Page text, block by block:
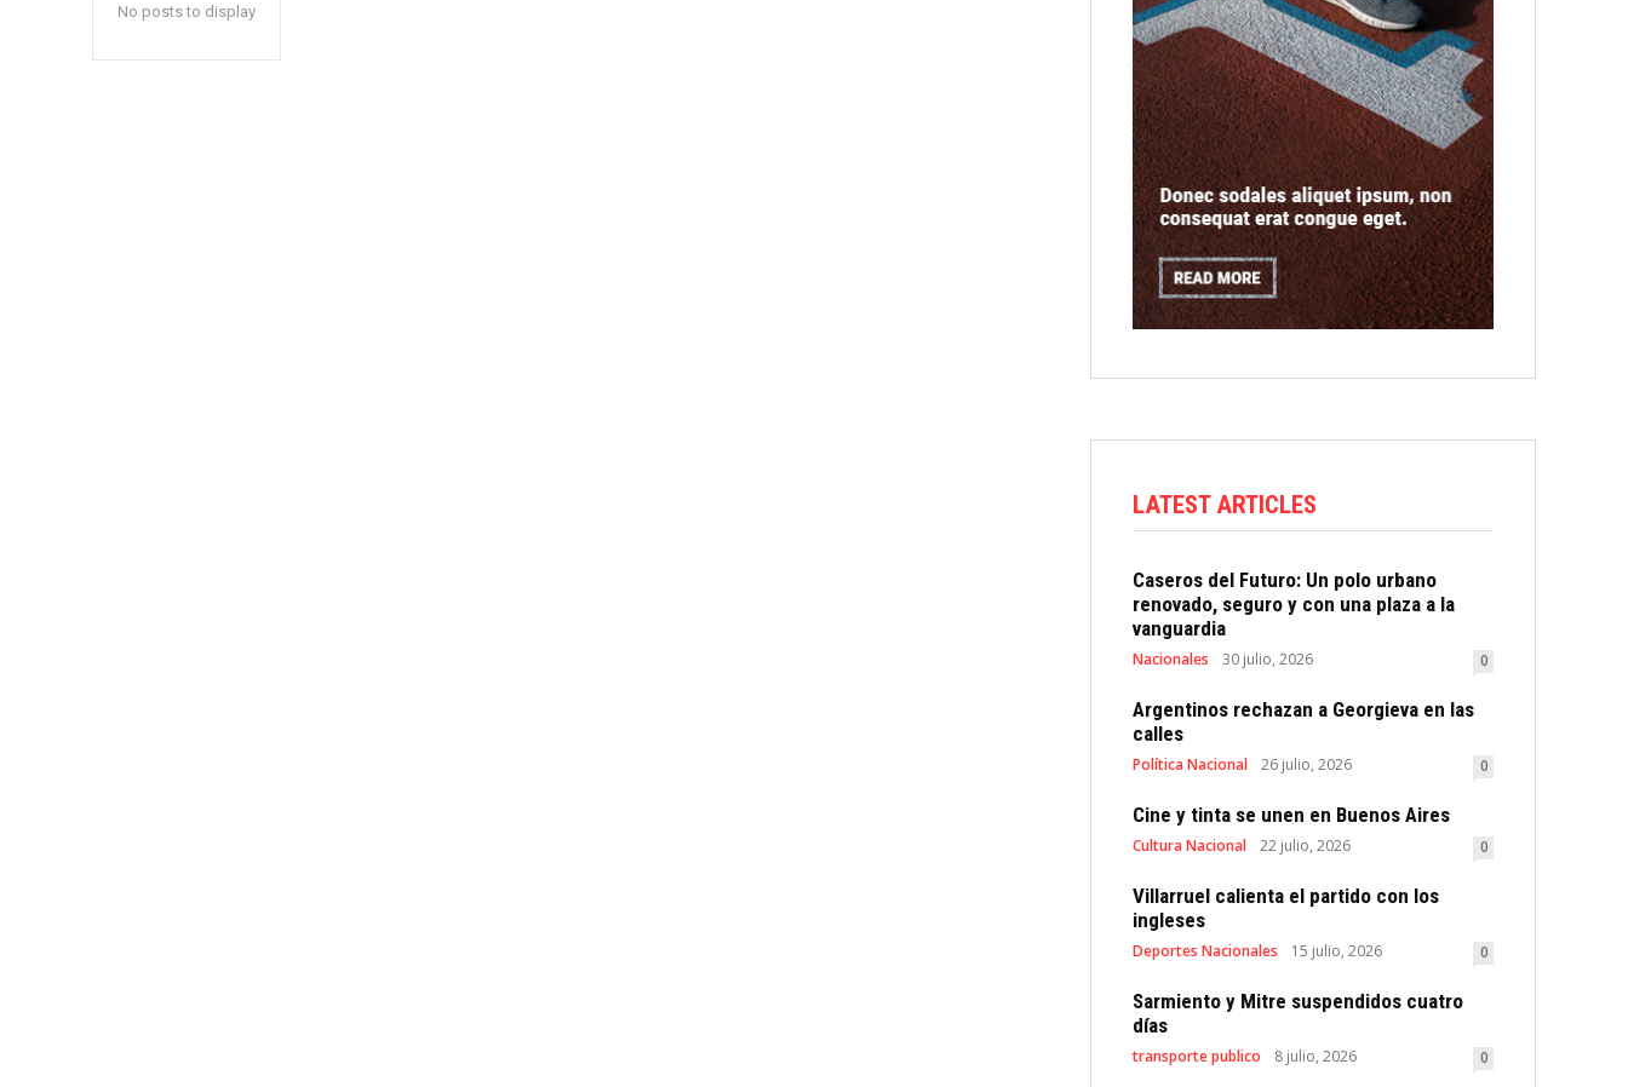
No posts to display
LATEST ARTICLES
Caseros del Futuro: Un polo urbano
renovado, seguro y con una plaza a la
vanguardia
Nacionales 30 julio, 2026 0
Argentinos rechazan a Georgieva en las
calles
Política Nacional 26 julio, 2026 0
Cine y tinta se unen en Buenos Aires
Cultura Nacional 22 julio, 2026 0
Villarruel calienta el partido con los
ingleses
Deportes Nacionales 15 julio, 2026 0
Sarmiento y Mitre suspendidos cuatro
días
transporte publico 8 julio, 2026 0